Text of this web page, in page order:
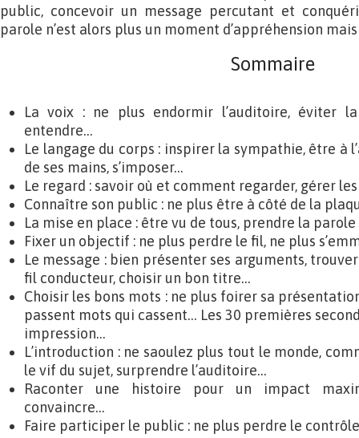
public, concevoir un message percutant et
parole n’est alors plus un moment d’appréhension
Sommaire
La voix : ne plus endormir l’auditoire, éviter
entendre…
Le langage du corps : inspirer la sympathie, être à
de ses mains, s’imposer…
Le regard : savoir où et comment regarder, gérer
Connaître son public : ne plus être à côté de la
La mise en place : être vu de tous, prendre la
Fixer un objectif : ne plus perdre le fil, ne plus
Le message : bien présenter ses arguments,
fil conducteur, choisir un bon titre…
Choisir les bons mots : ne plus foirer sa
passent mots qui cassent… Les 30 premières
impression…
L’introduction : ne saoulez plus tout le monde,
le vif du sujet, surprendre l’auditoire…
Raconter une histoire pour un impact
convaincre…
Faire participer le public : ne plus perdre le